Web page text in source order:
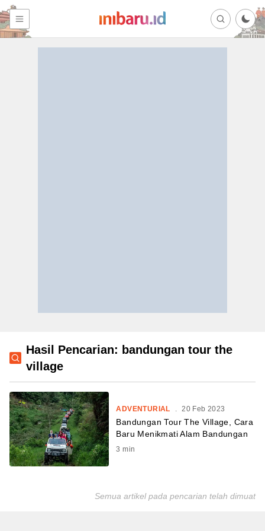
Hasil Pencarian: bandungan tour the
village
ADVENTURIAL . 20 Feb 2023
Bandungan Tour The Village, Cara
Baru Menikmati Alam Bandungan
3 min
Semua artikel pada pencarian telah dimuat